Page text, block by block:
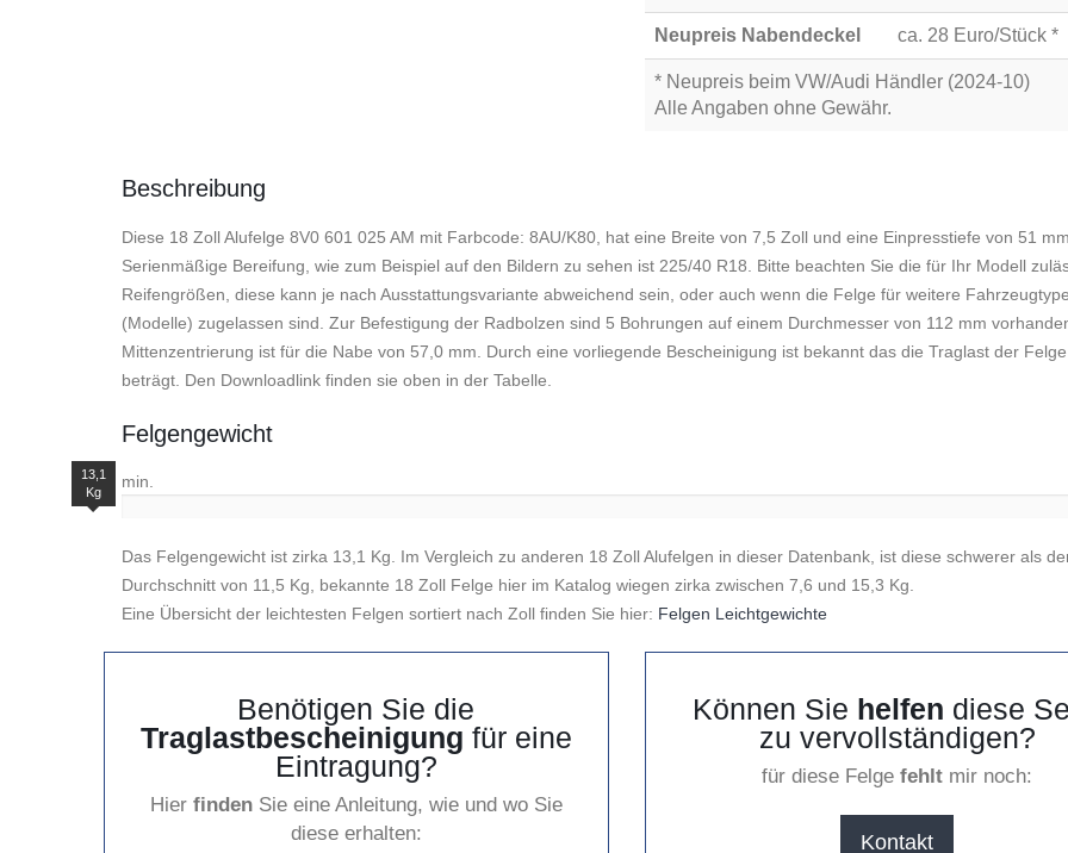
Neupreis Nabendeckel ca. 28 Euro/Stück *
* Neupreis beim VW/Audi Händler (2024-10)
Alle Angaben ohne Gewähr.
Beschreibung
Diese 18 Zoll Alufelge 8V0 601 025 AM mit Farbcode: 8AU/K80, hat eine Breite von 7,5 Zoll und eine Einpresstiefe von 51
Serienmäßige Bereifung, wie zum Beispiel auf den Bildern zu sehen ist 225/40 R18. Bitte beachten Sie die für Ihr Modell
Reifengrößen, diese kann je nach Ausstattungsvariante abweichend sein, oder auch wenn die Felge für weitere
(Modelle) zugelassen sind. Zur Befestigung der Radbolzen sind 5 Bohrungen auf einem Durchmesser von 112 mm
Mittenzentrierung ist für die Nabe von 57,0 mm. Durch eine vorliegende Bescheinigung ist bekannt das die Traglast der
beträgt. Den Downloadlink finden sie oben in der Tabelle.
Felgengewicht
min.
13,1
Kg
Das Felgengewicht ist zirka 13,1 Kg. Im Vergleich zu anderen 18 Zoll Alufelgen in dieser Datenbank, ist diese schwerer als
Durchschnitt von 11,5 Kg, bekannte 18 Zoll Felge hier im Katalog wiegen zirka zwischen 7,6 und 15,3 Kg.
Eine Übersicht der leichtesten Felgen sortiert nach Zoll finden Sie hier: Felgen Leichtgewichte
Benötigen Sie die
Traglastbescheinigung für eine
Eintragung?
Hier findenSie eine Anleitung, wie und wo Sie
diese erhalten:
Können Sie helfen diese
zu vervollständigen?
für diese Felgefehlt mir noch:
Kontakt